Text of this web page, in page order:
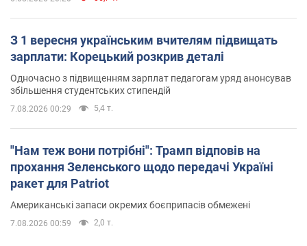
З 1 вересня українським вчителям підвищать
зарплати: Корецький розкрив деталі
Одночасно з підвищенням зарплат педагогам уряд анонсував
збільшення студентських стипендій
7.08.2026 00:29 5,4 т.
"Нам теж вони потрібні": Трамп відповів на
прохання Зеленського щодо передачі Україні
ракет для Patriot
Американські запаси окремих боєприпасів обмежені
7.08.2026 00:59 2,0 т.